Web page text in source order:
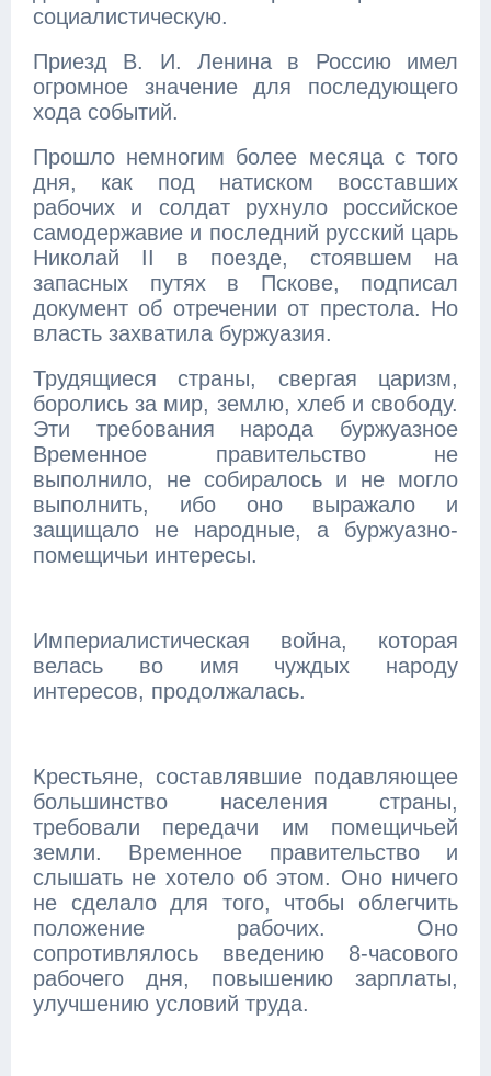
социалистическую.
Приезд В. И. Ленина в Россию имел
огромное значение для последующего
хода событий.
Прошло немногим более месяца с того
дня, как под натиском восставших
рабочих и солдат рухнуло российское
самодержавие и последний русский царь
Николай II в поезде, стоявшем на
запасных путях в Пскове, подписал
документ об отречении от престола. Но
власть захватила буржуазия.
Трудящиеся страны, свергая царизм,
боролись за мир, землю, хлеб и свободу.
Эти требования народа буржуазное
Временное правительство не
выполнило, не собиралось и не могло
выполнить, ибо оно выражало и
защищало не народные, а буржуазно-
помещичьи интересы.
Империалистическая война, которая
велась во имя чуждых народу
интересов, продолжалась.
Крестьяне, составлявшие подавляющее
большинство населения страны,
требовали передачи им помещичьей
земли. Временное правительство и
слышать не хотело об этом. Оно ничего
не сделало для того, чтобы облегчить
положение рабочих. Оно
сопротивлялось введению 8-часового
рабочего дня, повышению зарплаты,
улучшению условий труда.